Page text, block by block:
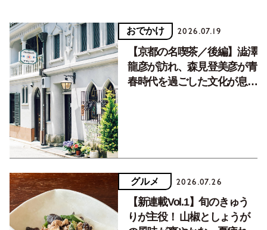
おでかけ 2026.07.19
【京都の名喫茶／後編】澁澤
龍彦が訪れ、森見登美彦が青
春時代を過ごした文化が息づ
グルメ 2026.07.26
【新連載Vol.1】旬のきゅう
りが主役！ 山椒としょうが